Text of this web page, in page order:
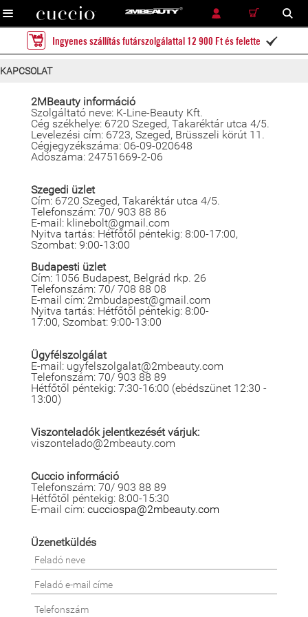
RÉSZLETES KERESÉS
Ingyenes szállítás futárszolgálattal 12 900 Ft és felette 
KAPCSOLAT
2MBeauty információ
Szolgáltató neve: K-Line-Beauty Kft.
Cég székhelye: 6720 Szeged, Takaréktár utca 4/5.
Levelezési cím: 6723, Szeged, Brüsszeli körút 11.
Cégjegyzékszáma: 06-09-020648
Adószáma: 24751669-2-06
Szegedi üzlet
Cím: 6720 Szeged, Takaréktár utca 4/5.
Telefonszám: 70/ 903 88 86
E-mail: klinebolt@gmail.com
Nyitva tartás: Hétfőtől péntekig: 8:00-17:00,
Szombat: 9:00-13:00
Budapesti üzlet
Cím: 1056 Budapest, Belgrád rkp. 26
Telefonszám: 70/ 708 88 08
E-mail cím: 2mbudapest@gmail.com
Nyitva tartás: Hétfőtől péntekig: 8:00-
17:00, Szombat: 9:00-13:00
Ügyfélszolgálat
E-mail: ugyfelszolgalat@2mbeauty.com
Telefonszám: 70/ 903 88 89
Hétfőtől péntekig: 7:30-16:00 (ebédszünet 12:30 -
13:00)
Viszonteladók jelentkezését várjuk:
viszontelado@2mbeauty.com
Cuccio információ
Telefonszám: 70/ 903 88 89
Hétfőtől péntekig: 8:00-15:30
E-mail cím: cucciospa@2mbeauty.com
Üzenetküldés